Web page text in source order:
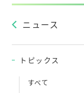
ニュース
トピックス
すべて